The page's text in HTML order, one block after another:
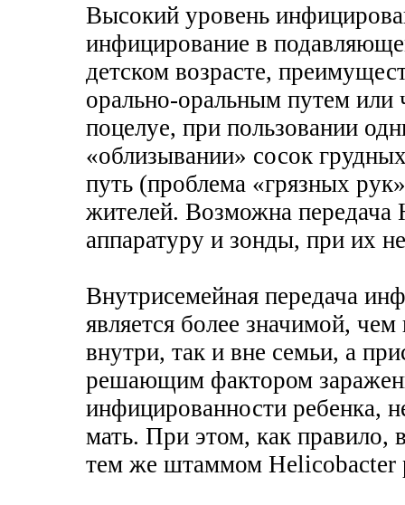
Высокий уровень
инфицирование в
детском возрасте,
орально-оральным путем или
поцелуе, при пользовании
«облизывании» сосок
путь (проблема «грязных
жителей. Возможна
аппаратуру и зонды, при их
Внутрисемейная передача
является более значимой,
внутри, так и вне семьи, а
решающим фактором
инфицированности ребенка,
мать. При этом, как правило,
тем же штаммом Helicobacter